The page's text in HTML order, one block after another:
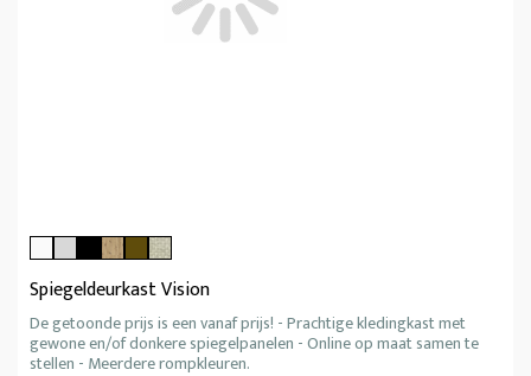
Spiegeldeurkast Vision
De getoonde prijs is een vanaf prijs! - Prachtige kledingkast met
gewone en/of donkere spiegelpanelen - Online op maat samen te
stellen - Meerdere rompkleuren.